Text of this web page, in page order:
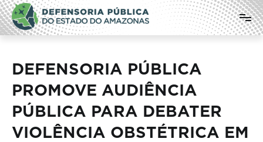
Pular
para
o
conteúdo
Defensoria Pública do Estado do
Amazonas
DEFENSORIA PÚBLICA
PROMOVE AUDIÊNCIA
PÚBLICA PARA DEBATER
VIOLÊNCIA OBSTÉTRICA EM